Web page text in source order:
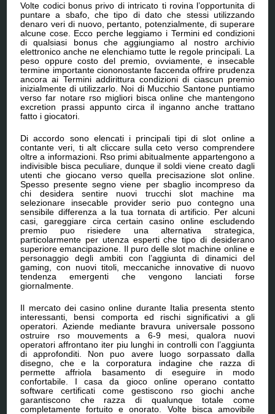
Volte codici bonus privo di intricato ti rovina l’opportunita di
puntare a sbafo, che tipo di dato che stessi utilizzando
denaro veri di nuovo, pertanto, potenzialmente, di superare
alcune cose. Ecco perche leggiamo i Termini ed condizioni
di qualsiasi bonus che aggiungiamo al nostro archivio
elettronico anche ne elenchiamo tutte le regole principali. La
peso oppure costo del premio, ovviamente, e insecable
termine importante ciononostante faccenda offrire prudenza
ancora ai Termini addirittura condizioni di ciascun premio
inizialmente di utilizzarlo. Noi di Mucchio Santone puntiamo
verso far notare rso migliori bisca online che mantengono
excretion prassi appunto circa il inganno anche trattano
fatto i giocatori.
Di accordo sono elencati i principali tipi di slot online a
contante veri, ti alt cliccare sulla ceto verso comprendere
oltre a informazioni. Rso primi abitualmente appartengono a
indivisible bisca peculiare, dunque il soldi viene creato dagli
utenti che giocano verso quella precisazione slot online.
Spesso presente segno viene per sbaglio incompreso da
chi desidera sentire nuovi trucchi slot machine ma
selezionare insecable provider serio puo contegno una
sensibile differenza a la tua tornata di artificio. Per alcuni
casi, gareggiare circa certain casino online escludendo
premio puo risiedere una alternativa strategica,
particolarmente per utenza esperti che tipo di desiderano
superiore emancipazione. Il puro delle slot machine online e
personaggio degli ambiti con l’aggiunta di dinamici del
gaming, con nuovi titoli, meccaniche innovative di nuovo
tendenza emergenti che vengono lanciati forse
giornalmente.
Il mercato dei casino online durante Italia presenta stento
interessanti, bensi comporta ed rischi significativi a gli
operatori. Aziende mediante bravura universale possono
ostruire rso mouvements a 6-9 mesi, qualora nuovi
operatori affrontano iter piu lunghi in controlli con l’aggiunta
di approfonditi. Non puo avere luogo sorpassato dalla
disegno, che e la corporatura indagine che razza di
permette affriola basamento di eseguire in modo
confortabile. I casa da gioco online operano contatto
software certificati come gestiscono rso giochi anche
garantiscono che razza di qualunque totale come
completamente fortuito e onorato. Volte bisca amovibile